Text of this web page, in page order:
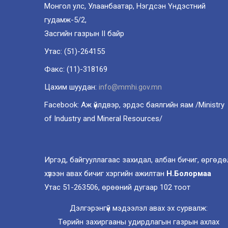
Монгол улс, Улаанбаатар, Нэгдсэн Үндэстний
гудамж-5/2,
Засгийн газрын II байр
Утас: (51)-264155
Факс: (11)-318169
Цахим шуудан: info@mmhi.gov.mn
Facebook: Аж үйлдвэр, эрдэс баялгийн яам /Ministry
of Industry and Mineral Resources/
Иргэд, байгууллагаас захидал, албан бичиг,
хүлээн авах бичиг хэргийн ажилтан Н.Болормаа
Утас 51-263506, өрөөний дугаар 102 тоот
Дэлгэрэнгүй мэдээлэл авах эх сурвалж:
Төрийн захиргааны удирдлагын газрын ахлах